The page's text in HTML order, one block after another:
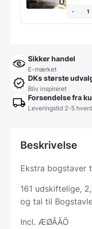
-
Sikker handel
E-mærket
DKs største
Bliv inspireret
Forsendelse fra
Leveringstid 2-5
Beskrivelse
Ekstra bogstaver
161 udskiftelige,
og tal til
Incl. ÆØÅÄÖ